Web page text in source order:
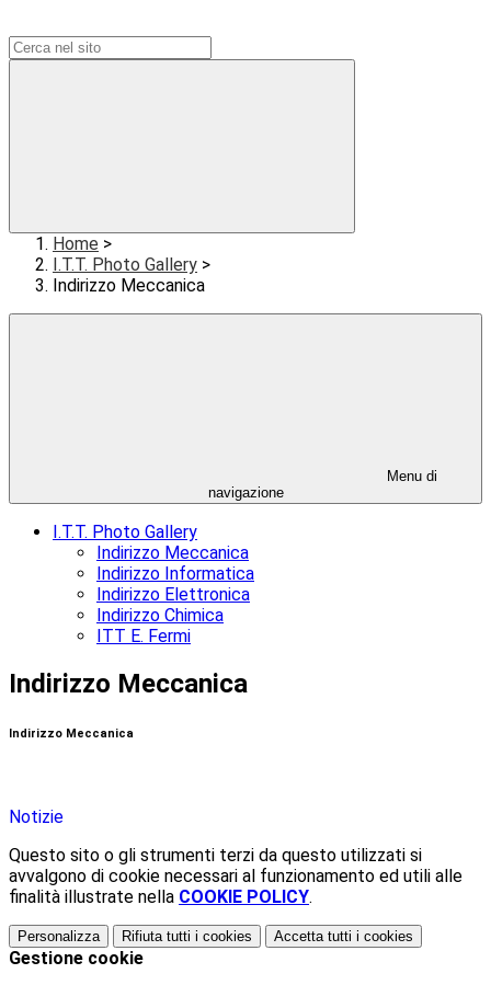
Home >
I.T.T. Photo Gallery >
Indirizzo Meccanica
Menu di
navigazione
I.T.T. Photo Gallery
Indirizzo Meccanica
Indirizzo Informatica
Indirizzo Elettronica
Indirizzo Chimica
ITT E. Fermi
Indirizzo Meccanica
Indirizzo Meccanica
Notizie
Questo sito o gli strumenti terzi da questo utilizzati si
avvalgono di cookie necessari al funzionamento ed utili alle
finalità illustrate nella COOKIE POLICY.
Personalizza Rifiuta tutti i cookies Accetta tutti i cookies
Gestione cookie